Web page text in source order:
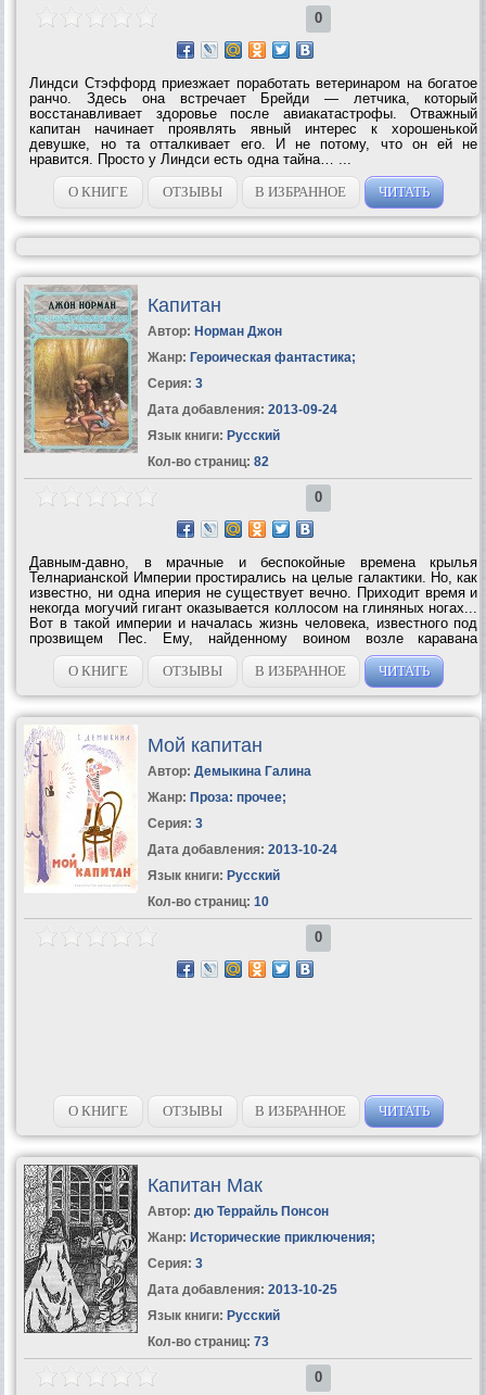
0
Линдси Стэффорд приезжает поработать ветеринаром на богатое
ранчо. Здесь она встречает Брейди — летчика, который
восстанавливает здоровье после авиакатастрофы. Отважный
капитан начинает проявлять явный интерес к хорошенькой
девушке, но та отталкивает его. И не потому, что он ей не
нравится. Просто у Линдси есть одна тайна… ...
О КНИГЕ
ОТЗЫВЫ В ИЗБРАННОЕ ЧИТАТЬ
Капитан
Автор: Норман Джон
Жанр: Героическая фантастика;
Серия: 3
Дата добавления: 2013-09-24
Язык книги: Русский
Кол-во страниц: 82
0
Давным-давно, в мрачные и беспокойные времена крылья
Телнарианской Империи простирались на целые галактики. Но, как
известно, ни одна иперия не существует вечно. Приходит время и
некогда могучий гигант оказывается коллосом на глиняных ногах...
Вот в такой империи и началась жизнь человека, известного под
прозвищем Пес. Ему, найденному воином возле каравана
невольников и воспитанному в деревне, предстояло немало
повоевать за свою...
О КНИГЕ ОТЗЫВЫ В ИЗБРАННОЕ ЧИТАТЬ
Мой капитан
Автор: Демыкина Галина
Жанр: Проза: прочее;
Серия: 3
Дата добавления: 2013-10-24
Язык книги: Русский
Кол-во страниц: 10
0
О КНИГЕ ОТЗЫВЫ В ИЗБРАННОЕ ЧИТАТЬ
Капитан Мак
Автор: дю Террайль Понсон
Жанр: Исторические приключения;
Серия: 3
Дата добавления: 2013-10-25
Язык книги: Русский
Кол-во страниц: 73
0